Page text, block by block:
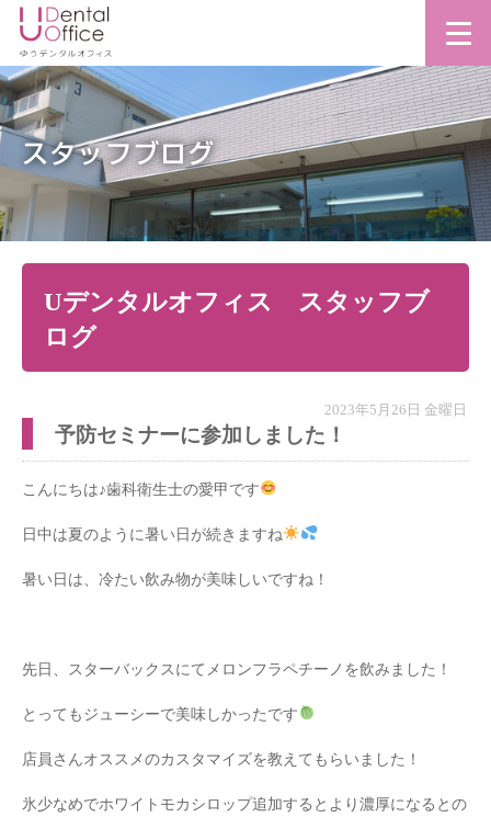
スタッフブログ
Uデンタルオフィス スタッフブ
ログ
2023年5月26日 金曜日
予防セミナーに参加しました！
こんにちは♪歯科衛生士の愛甲です
日中は夏のように暑い日が続きますね
暑い日は、冷たい飲み物が美味しいですね！
先日、スターバックスにてメロンフラペチーノを飲みました！
とってもジューシーで美味しかったです
店員さんオススメのカスタマイズを教えてもらいました！
氷少なめでホワイトモカシロップ追加するとより濃厚になるとの